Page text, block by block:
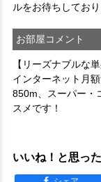
ルをお待ちしており
お部屋コメント
【リーズナブルな
インターネット月
850m、スーパー・
スメです！
いいね！と思っ